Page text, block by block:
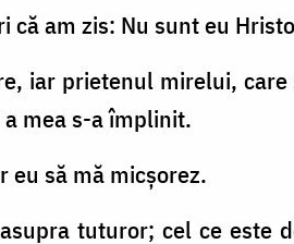
că am zis: Nu sunt eu
iar prietenul mirelui,
mea s-a împlinit.
eu să mă micşorez.
tuturor; cel ce este